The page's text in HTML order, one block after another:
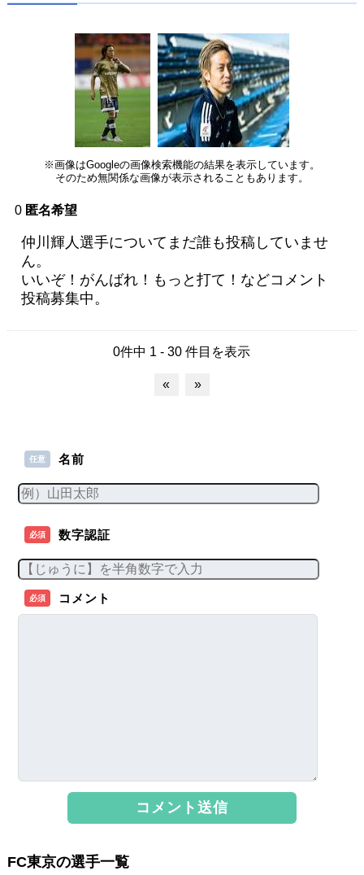
※画像はGoogleの画像検索機能の結果を表示しています。
そのため無関係な画像が表示されることもあります。
0 匿名希望
仲川輝人選手についてまだ誰も投稿していませ
ん。
いいぞ！がんばれ！もっと打て！などコメント
投稿募集中。
0件中 1 - 30 件目を表示
« »
任意 名前
必須 数字認証
必須 コメント
FC東京の選手一覧